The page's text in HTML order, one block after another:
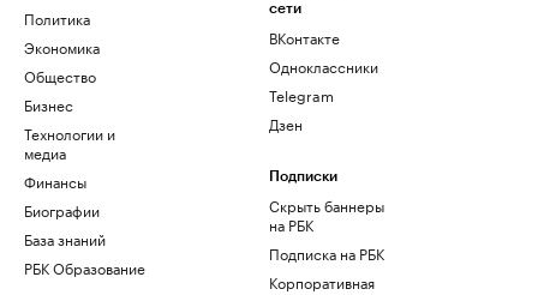
Политика
Экономика
Общество
Бизнес
Технологии и
медиа
Финансы
Биографии
База знаний
РБК Образование
сети
ВКонтакте
Одноклассники
Telegram
Дзен
Подписки
Скрыть баннеры
на РБК
Подписка на РБК
Корпоративная